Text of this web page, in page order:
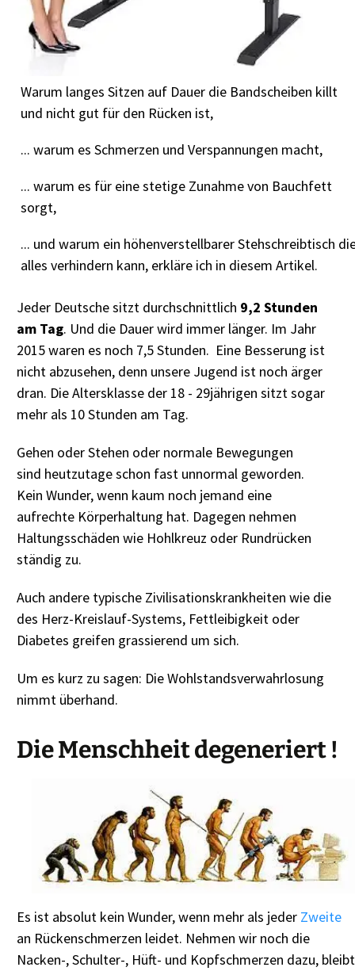
Warum langes Sitzen auf Dauer die Bandscheiben killt
und nicht gut für den Rücken ist,
... warum es Schmerzen und Verspannungen macht,
... warum es für eine stetige Zunahme von Bauchfett
sorgt,
... und warum ein höhenverstellbarer Stehschreibtisch
alles verhindern kann, erkläre ich in diesem Artikel.
Jeder Deutsche sitzt durchschnittlich 9,2 Stunden
am Tag. Und die Dauer wird immer länger. Im Jahr
2015 waren es noch 7,5 Stunden. Eine Besserung ist
nicht abzusehen, denn unsere Jugend ist noch ärger
dran. Die Altersklasse der 18 - 29jährigen sitzt sogar
mehr als 10 Stunden am Tag.
Gehen oder Stehen oder normale Bewegungen
sind heutzutage schon fast unnormal geworden.
Kein Wunder, wenn kaum noch jemand eine
aufrechte Körperhaltung hat. Dagegen nehmen
Haltungsschäden wie Hohlkreuz oder Rundrücken
ständig zu.
Auch andere typische Zivilisationskrankheiten wie die
des Herz-Kreislauf-Systems, Fettleibigkeit oder
Diabetes greifen grassierend um sich.
Um es kurz zu sagen: Die Wohlstandsverwahrlosung
nimmt überhand.
Die Menschheit degeneriert !
Es ist absolut kein Wunder, wenn mehr als jeder Zweite
an Rückenschmerzen leidet. Nehmen wir noch die
Nacken-, Schulter-, Hüft- und Kopfschmerzen dazu, bleibt